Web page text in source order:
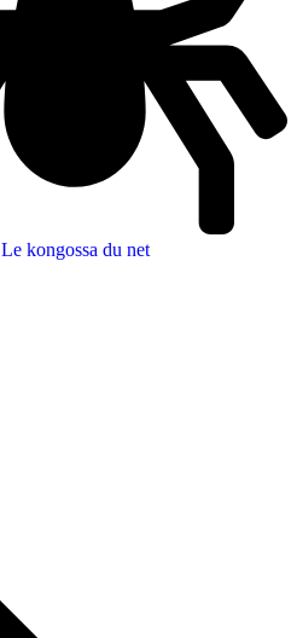
Le kongossa du net